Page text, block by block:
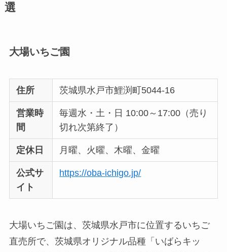
選
大場いちご園
住所 茨城県水戸市鯉渕町5044-16
営業時
間
毎週水・土・日 10:00～17:00（売り
切れ次第終了）
定休日 月曜、火曜、木曜、金曜
公式サ
イト
https://oba-ichigo.jp/
大場いちご園は、茨城県水戸市に位置するいちご
直売所で、茨城県オリジナル品種「いばらキッ